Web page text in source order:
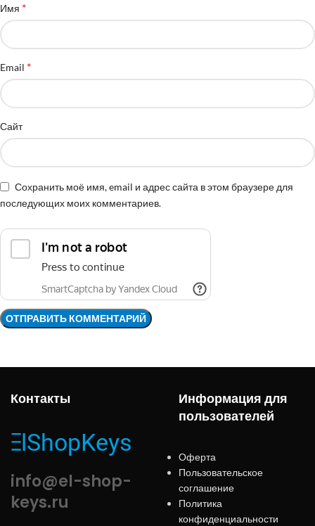
Имя *
Email *
Сайт
Сохранить моё имя, email и адрес сайта в этом браузере для
последующих моих комментариев.
Контакты
info@el-shop-
keys.ru
Информация для
пользователей
Оферта
Пользовательское
соглашение
Политика
конфиденциальности